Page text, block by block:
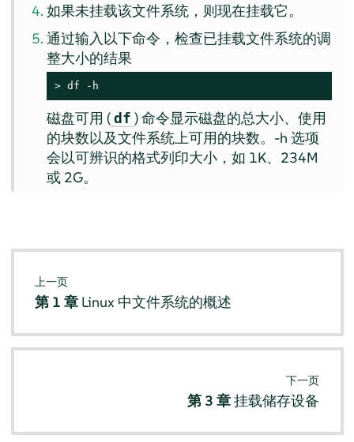
如果未挂载该文件系统，则现在挂载它。
通过输入以下命令，检查已挂载文件系统的调
整大小的结果
> df -h
磁盘可用 (df ) 命令显示磁盘的总大小、使用
的块数以及文件系统上可用的块数。-h 选项
会以可辨识的格式列印大小，如 1K、234M
或 2G。
上一页
第 1 章 Linux 中文件系统的概述
下一页
第 3 章挂载储存设备